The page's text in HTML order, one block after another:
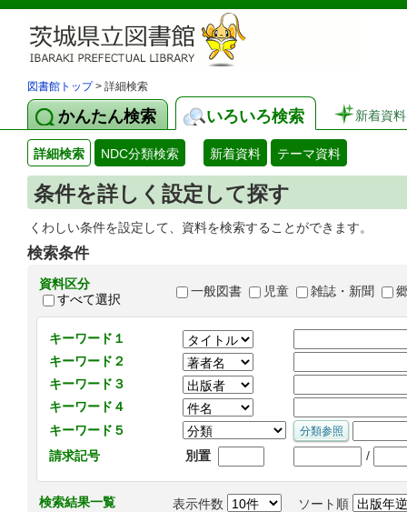
図書館トップ> 詳細検索
かんたん検索 いろいろ検索 新着資料
詳細検索 NDC分類検索 新着資料 テーマ資料
条件を詳しく設定して探す
くわしい条件を設定して、資料を検索することができます。
検索条件
資料区分
すべて選択
一般図書 児童 雑誌・新聞
キーワード１
キーワード２
キーワード３
キーワード４
キーワード５
請求記号
別置 /
検索結果一覧 表示件数 ソート順